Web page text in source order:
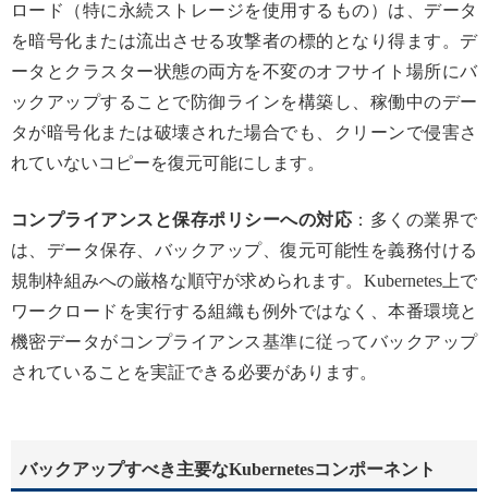
ロード（特に永続ストレージを使用するもの）は、データ
を暗号化または流出させる攻撃者の標的となり得ます。デ
ータとクラスター状態の両方を不変のオフサイト場所にバ
ックアップすることで防御ラインを構築し、稼働中のデー
タが暗号化または破壊された場合でも、クリーンで侵害さ
れていないコピーを復元可能にします。
コンプライアンスと保存ポリシーへの対応 ：多くの業界で
は、データ保存、バックアップ、復元可能性を義務付ける
規制枠組みへの厳格な順守が求められます。Kubernetes上で
ワークロードを実行する組織も例外ではなく、本番環境と
機密データがコンプライアンス基準に従ってバックアップ
されていることを実証できる必要があります。
バックアップすべき主要なKubernetesコンポーネント